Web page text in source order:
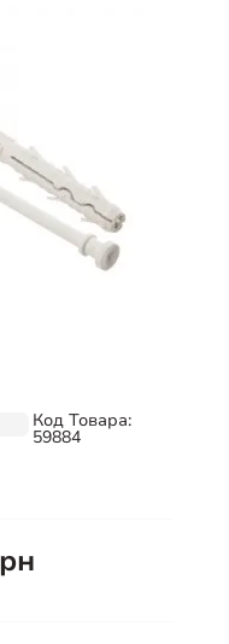
Код Товара:
59884